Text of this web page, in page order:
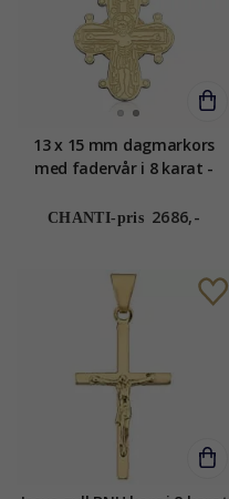
13 x 15 mm dagmarkors
med fadervår i 8 karat -
CHANTI-pris 2686,-